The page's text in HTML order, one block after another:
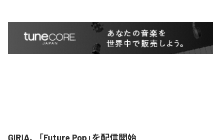
GIRIA、「Future Pop」を配信開始